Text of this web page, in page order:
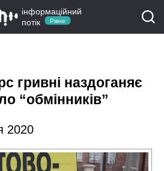
інформаційний
потік
Рівне
гривні наздоганяє
“обмінників”
2020